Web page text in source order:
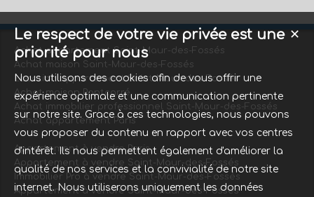
Achat appartement Saint-Maur-des-Fossés
Achat maison Saint-Maur-des-Fossés
Location appartement Saint-Maur-des-Fossés
Achat maison Pontcarré
Achat immobilier professionnel Saint-Maur-des-Fossés
Achat appartement Paris
Appartement à vendre Paris
Appartement à vendre Saint-Maur-des-Fossés
Immobilier Pro à vendre Saint-Maur-des-Fossés
Appartement à vendre Saint-Maur-des-Fossés
✕
Le respect de votre vie privée est une
priorité pour nous
Nous utilisons des cookies afin de vous offrir une
expérience optimale et une communication pertinente
sur notre site. Grace à ces technologies, nous pouvons
vous proposer du contenu en rapport avec vos centres
d'intérêt. Ils nous permettent également d'améliorer la
qualité de nos services et la convivialité de notre site
internet. Nous utiliserons uniquement les données